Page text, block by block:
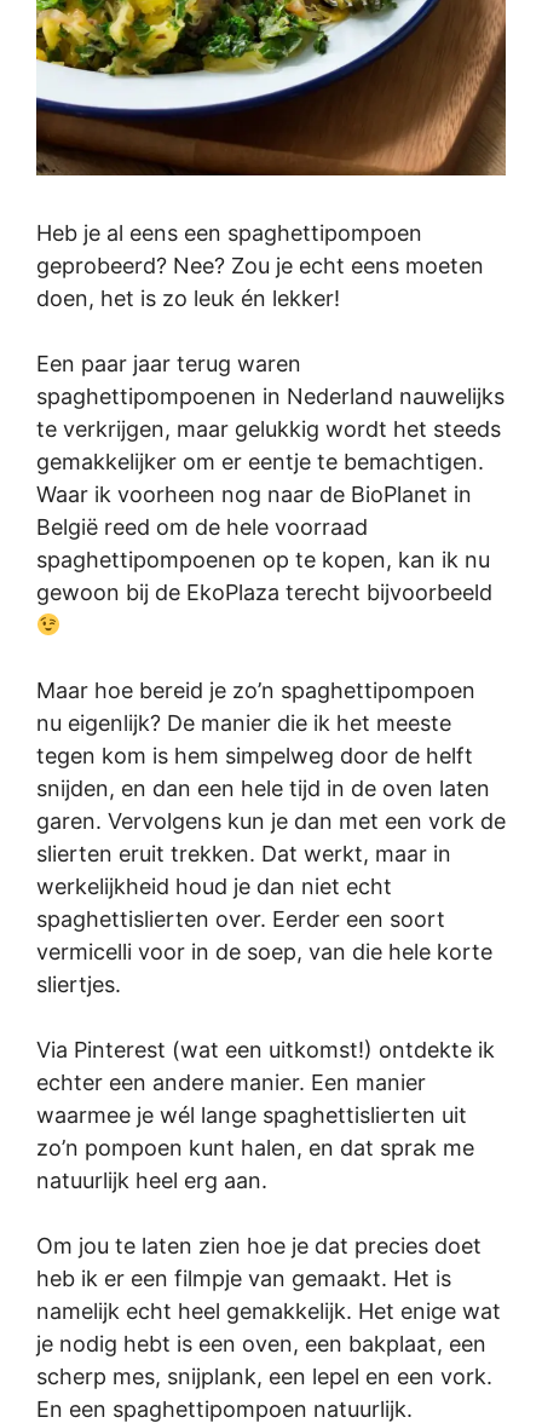
Heb je al eens een spaghettipompoen
geprobeerd? Nee? Zou je echt eens moeten
doen, het is zo leuk én lekker!
Een paar jaar terug waren
spaghettipompoenen in Nederland nauwelijks
te verkrijgen, maar gelukkig wordt het steeds
gemakkelijker om er eentje te bemachtigen.
Waar ik voorheen nog naar de BioPlanet in
België reed om de hele voorraad
spaghettipompoenen op te kopen, kan ik nu
gewoon bij de EkoPlaza terecht bijvoorbeeld
Maar hoe bereid je zo’n spaghettipompoen
nu eigenlijk? De manier die ik het meeste
tegen kom is hem simpelweg door de helft
snijden, en dan een hele tijd in de oven laten
garen. Vervolgens kun je dan met een vork de
slierten eruit trekken. Dat werkt, maar in
werkelijkheid houd je dan niet echt
spaghettislierten over. Eerder een soort
vermicelli voor in de soep, van die hele korte
sliertjes.
Via Pinterest (wat een uitkomst!) ontdekte ik
echter een andere manier. Een manier
waarmee je wél lange spaghettislierten uit
zo’n pompoen kunt halen, en dat sprak me
natuurlijk heel erg aan.
Om jou te laten zien hoe je dat precies doet
heb ik er een filmpje van gemaakt. Het is
namelijk echt heel gemakkelijk. Het enige wat
je nodig hebt is een oven, een bakplaat, een
scherp mes, snijplank, een lepel en een vork.
En een spaghettipompoen natuurlijk.